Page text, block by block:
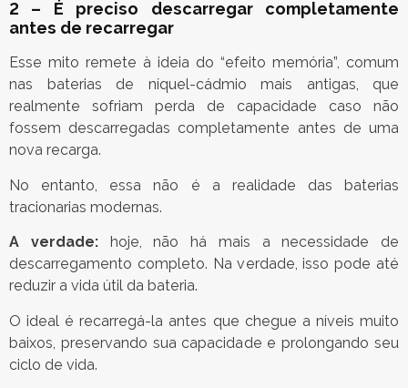
2 – É preciso descarregar completamente
antes de recarregar
Esse mito remete à ideia do “efeito memória”, comum
nas baterias de níquel-cádmio mais antigas, que
realmente sofriam perda de capacidade caso não
fossem descarregadas completamente antes de uma
nova recarga.
No entanto, essa não é a realidade das baterias
tracionarias modernas.
A verdade:hoje, não há mais a necessidade de
descarregamento completo. Na verdade, isso pode até
reduzir a vida útil da bateria.
O ideal é recarregá-la antes que chegue a níveis muito
baixos, preservando sua capacidade e prolongando seu
ciclo de vida.